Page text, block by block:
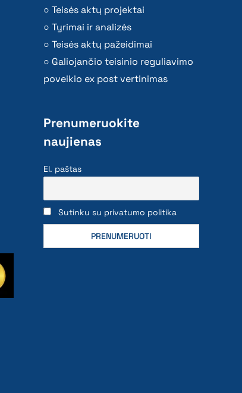
Teisės aktų projektai
Tyrimai ir analizės
Teisės aktų pažeidimai
Galiojančio teisinio reguliavimo
poveikio ex post vertinimas
Prenumeruokite
naujienas
El. paštas
Sutinku su privatumo politika